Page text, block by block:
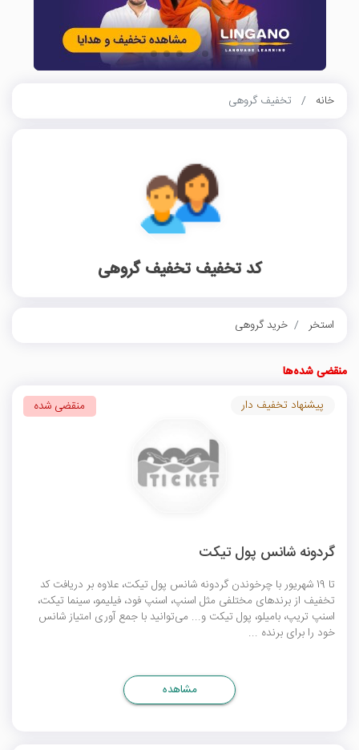
خانه تخفیف گروهی
کد تخفیف تخفیف گروهی
استخر خرید گروهی
منقضی شده‌ها
گردونه شانس پول تیکت
تا 19 شهریور با چرخوندن گردونه شانس پول تیکت، علاوه بر دریافت کد
تخفیف از برندهای مختلفی مثل اسنپ، اسنپ فود، فیلیمو، سینما تیکت،
اسنپ تریپ، بامیلو، پول تیکت و... می‌توانید با جمع آوری امتیاز شانس
خود را برای برنده ...
پیشنهاد تخفیف دار منقضی شده
مشاهده